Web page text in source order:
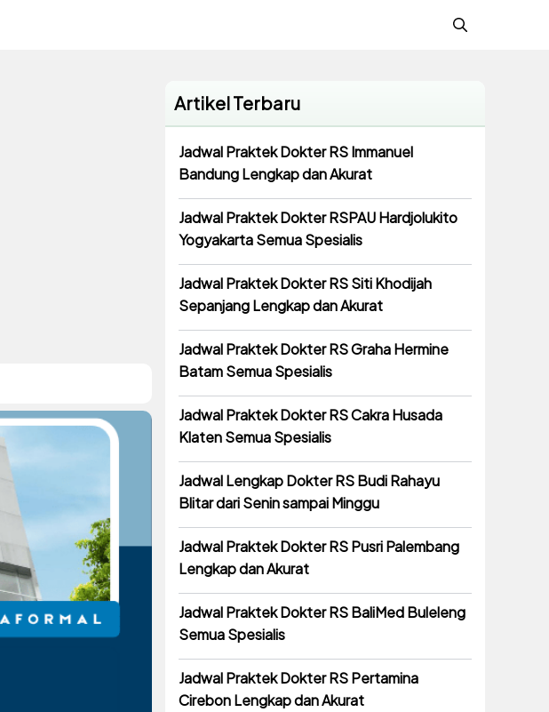
Artikel Terbaru
Jadwal Praktek Dokter RS Immanuel
Bandung Lengkap dan Akurat
Jadwal Praktek Dokter RSPAU Hardjolukito
Yogyakarta Semua Spesialis
Jadwal Praktek Dokter RS Siti Khodijah
Sepanjang Lengkap dan Akurat
Jadwal Praktek Dokter RS Graha Hermine
Batam Semua Spesialis
Jadwal Praktek Dokter RS Cakra Husada
Klaten Semua Spesialis
Jadwal Lengkap Dokter RS Budi Rahayu
Blitar dari Senin sampai Minggu
Jadwal Praktek Dokter RS Pusri Palembang
Lengkap dan Akurat
Jadwal Praktek Dokter RS BaliMed Buleleng
Semua Spesialis
Jadwal Praktek Dokter RS Pertamina
Cirebon Lengkap dan Akurat